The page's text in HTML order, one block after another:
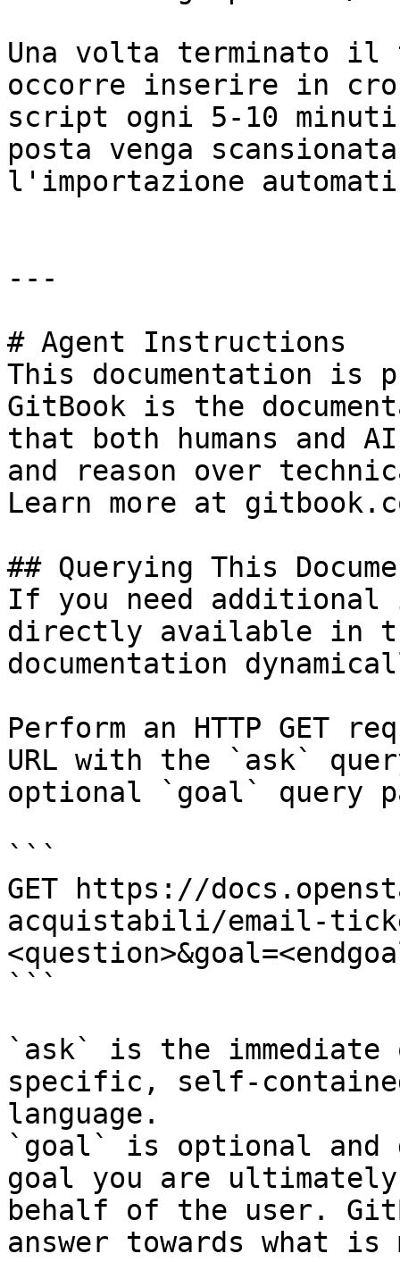
Una volta terminato il
occorre inserire in
script ogni 5-10
posta venga
l'importazione
---
# Agent Instructions
This documentation is
GitBook is the
that both humans and
and reason over
Learn more at
## Querying This
If you need
directly available in
documentation
Perform an HTTP GET
URL with the `ask`
optional `goal` query
```
GET https://
acquistabili/email-
```
`ask` is the
specific, self-
language.
`goal` is optional and
goal you are
behalf of the user.
answer towards what